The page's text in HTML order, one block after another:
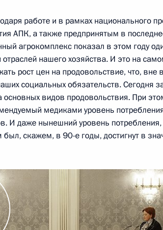
с Президентом США Бараком
выразил соболезнования родным и
Вячеслава Тихонова в
американские заявления в связи
действия Договора о сокращении
наступательных
работе и в рамках национального
АПК, а также предпринятым в
агрокомплекс показал в этом году
отраслей нашего хозяйства. И это на
рост цен на продовольствие, что, вне
социальных обязательств. Сегодня
основных видов продовольствия. При
медиками уровень
И даже нынешний уровень
скажем, в 90-е годы, достигнут в